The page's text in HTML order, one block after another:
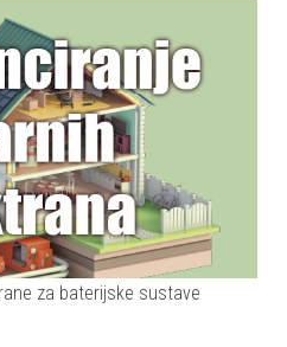
za baterijske sustave